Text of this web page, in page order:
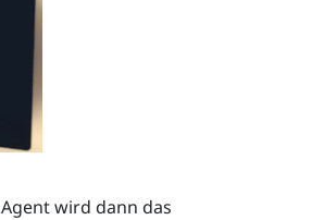
Agent wird dann das